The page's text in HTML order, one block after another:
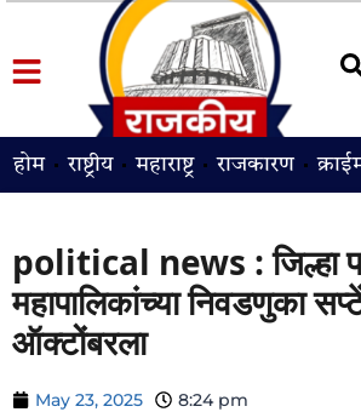
होम राष्ट्रीय महाराष्ट्र राजकारण
political news : जिल्हा
महापालिकांच्या निवडणुका
ऑक्टोंबरला
May 23, 2025 8:24 pm